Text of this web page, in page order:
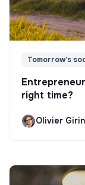
Tomorrow's
right time?
Olivier